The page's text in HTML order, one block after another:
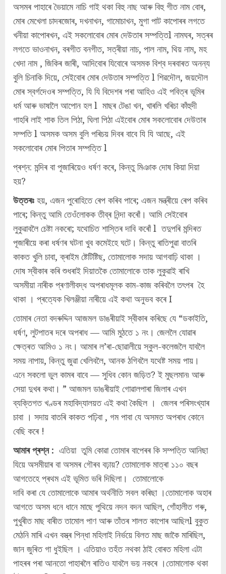
অসমৰ পাহাৰে ভৈয়ামে নাচি গাই থকা বিহু নাছ আৰু বিহু গীত নাম বোৰ,
মোৰ মেখেলা চাদৰজোৰ, দখনাখন, গামোচাখন, মুগা পাট কাপোৰৰ লগতে
খনীয়া কাপোৰখন, এই সকলোবোৰ মোৰ দেউতাৰ সম্পত্তিl নামঘৰ, সত্ৰৰ
লগতে ভাওনাখন, বৰগীত বনগীত, সত্ৰীয়া নাচ, পাল নাম, থিয় নাম, মহ
খেদা নাম , জিকিৰ জাৰী, আদিবোৰ যিবোৰে অসমক বিশ্ব দৰবাৰত অনন্য
বুলি চিনাকি দিয়ে, সেইবোৰ মোৰ দেউতাৰ সম্পত্তি l শিৱদৌল, জয়দৌল
মোৰ স্বৰ্গদেওৰ সম্পত্তি, যি যি বিদেশৰ পৰা আহিও এই পবিত্ৰ ভূমিৰ
ধৰ্ম আৰু ভাষালৈ আপোন হল l মাছৰ টেঙা খন, খাৰলি খৰিচা কাঁহুদী
গাহৰি লাই শাক তিল পিঠা, ঘিলা পিঠা এইবোৰ মোৰ সকলোবোৰ দেউতাৰ
সম্পতি l অসমক অসম বুলি পৰিচয় দিবৰ বাবে যি যি আছে, এই
সকলোবোৰ মোৰ পিতাৰ সম্পত্তি l
প্ৰশ্ন: মন্দিৰ বা পূজাৰিয়েও ধৰ্ষণ কৰে, কিন্তু মিঞাক দোষ কিয়া দিয়া
হয়?
উত্তৰঃ হয়, এজন পুৰোহিতে ৰেপ কৰিব পাৰে; এজন মন্ত্ৰীয়ে ৰেপ কৰিব
পাৰে; কিন্তু আমি তেওঁলোকক তীব্ৰ নিন্দা কৰোঁ। আমি সেইবোৰ
লুকুৱাবলৈ চেষ্টা নকৰো; যথোচিত শাস্তিৰ দাবি কৰোঁ l তদুপৰি মন্দিৰত
পূজাৰীয়ে কৰা ধৰ্ষণৰ ঘটনা খুব কমেইহে ঘটে। কিন্তু ৰাতিপুৱা বাতৰি
কাকত খুলি চাবা, ক্ৰাইম ষ্টেটিষ্টিছ, তোমালোক সদায় আগবাঢ়ি থাকা ।
দোষ স্বীকাৰ কৰি শুধৰাই দিয়াতকৈ তোমালোকে তাক লুকুৱাই ৰাখি
অসমীয়া নাৰীক প্ৰণালীবদ্ধ অপৰাধমূলক কাম-কাজ কৰিবলৈ তৎপৰ হৈ
থাকা । প্ৰত্যেক খিলঞ্জীয়া নাৰীয়ে এই কথা অনুভব কৰে I
তোমাৰ নেতা বদৰুদ্দিন আজমল ডাঙৰীয়াই স্বীকাৰ কৰিছে যে “ডকাইতি,
ধৰ্ষণ, লুটপাতৰ দৰে অপৰাধ — আমি মুঠতে ১ নং। জেললৈ যোৱাৰ
ক্ষেত্ৰত আমিও ১ নং। আমাৰ ল’ৰা-ছোৱালীয়ে স্কুল-কলেজলৈ যাবলৈ
সময় নাপায়, কিন্তু জুৱা খেলিবলৈ, আনক ঠগিবলৈ যথেষ্ট সময় পায়।
এনে সকলো ভুল কামৰ বাবে — সুধিব কোন জড়িত? ই মুছলমান৷ আৰু
সেয়া দুখৰ কথা। ” আজমল ডাঙৰীয়াই গোৱালপাৰা জিলাৰ এখন
ব্যক্তিগত খণ্ডৰ মহাবিদ্যালয়ত এই কথা কৈছিল । জেলৰ পৰিসংখ্যাৰ
চাবা । সদায় বাতৰি কাকত পঢ়িবা , গম পাবা যে অসমত অপৰাধ কোনে
বেছি কৰে !
আমাৰ প্ৰশ্ন : এতিয়া তুমি কোৱা তোমাৰ বাপেৰৰ কি সম্পত্তি আনিছা
যিয়ে অসমীয়াৰ বা অসমৰ গৌৰব বঢ়ায়? তোমালোক মাত্ৰা ১১০ বছৰ
আগতেহে প্ৰথম এই ভূমিত ভৰি দিছিলা। তোমালোকে
দাবি কৰা যে তোমালোকে আমাৰ অৰ্থনীতি সবল কৰিছা ।তোমালোক অহাৰ
আগতে অসম ধনে ধানে মাছে পুথিয়ে নদন বদন আছিল, গোঁহালীত গৰু,
পুখুৰীত মাছ বাৰীত তামোল পাণ আৰু তাঁতৰ শালত কাপোৰ আছিলl বুকুত
মেঠনি মাৰি এখন বস্ত্ৰ পিন্ধা মহিলাই নিৰ্ভয়ে বিলত মাছ জাকৈ মাৰিছিল,
জান জুৰিত গা ধুইছিল । এতিয়াও তহঁত নথকা ঠাই বোৰত মহিলা এটা
পাহৰৰ পৰা আনতো পাহাৰলৈ ৰাতিও যাবলৈ ভয় নকৰে ।তোমালোক থকা